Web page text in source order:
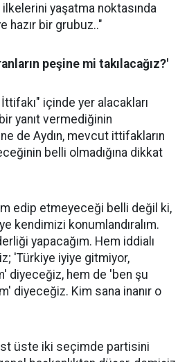
yaşatma noktasında
hazır bir grubuz.."
peşine mi takılacağız?'
içinde yer alacakları
yanıt vermediğinin
de Aydın, mevcut ittifakların
belli olmadığına dikkat
edip etmeyeceği belli değil ki,
kendimizi konumlandıralım.
yapacağım. Hem iddialı
'Türkiye iyiye gitmiyor,
diyeceğiz, hem de 'ben şu
diyeceğiz. Kim sana inanır o
üste iki seçimde partisini